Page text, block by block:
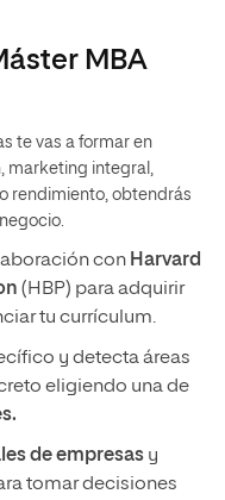
MBA
te vas a formar en
marketing integral,
rendimiento, obtendrás
con Harvard
(HBP) para adquirir
tu currículum.
y detecta áreas
eligiendo una de
de empresas y
tomar decisiones